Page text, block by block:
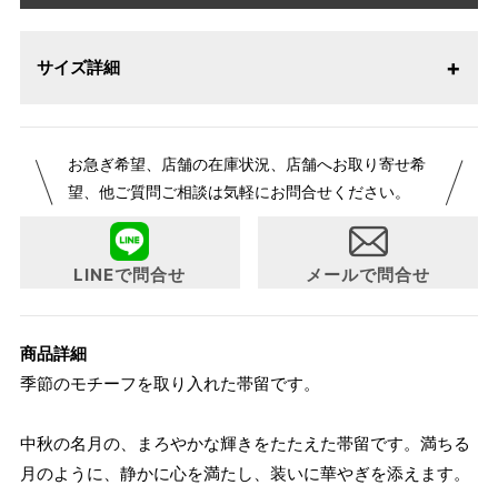
サイズ詳細
お急ぎ希望、店舗の在庫状況、店舗へお取り寄せ希
望、他ご質問ご相談は気軽にお問合せください。
LINEで問合せ メールで問合せ
商品詳細
季節のモチーフを取り入れた帯留です。
中秋の名月の、まろやかな輝きをたたえた帯留です。満ちる
月のように、静かに心を満たし、装いに華やぎを添えます。